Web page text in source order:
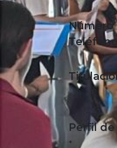
Número
Teléfono
Perfil
*